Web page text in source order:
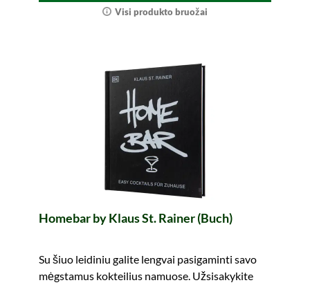
Visi produkto bruožai
Homebar by Klaus St. Rainer (Buch)
Su šiuo leidiniu galite lengvai pasigaminti savo
mėgstamus kokteilius namuose. Užsisakykite